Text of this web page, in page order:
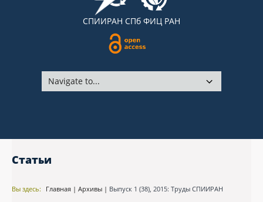
СПИИРАН СПб ФИЦ РАН
Статьи
Вы здесь: Главная | Архивы | Выпуск 1 (38), 2015: Труды СПИИРАН